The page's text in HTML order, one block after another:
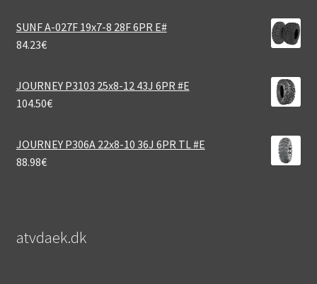
SUNF A-027F 19x7-8 28F 6PR E#
84.23€
JOURNEY P3103 25x8-12 43J 6PR #E
104.50€
JOURNEY P306A 22x8-10 36J 6PR TL #E
88.98€
atvdaek.dk